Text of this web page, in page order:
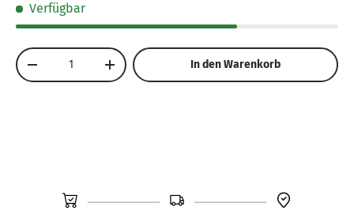
Größe: Kompakte Maße von 22,7 x 17,5 x 15 cm – ideal
Verfügbar
Anzahl
-
+ In den Warenkorb